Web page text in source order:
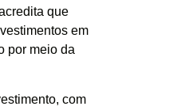
que
em
por meio da
com